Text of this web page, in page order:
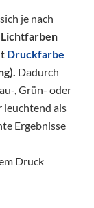
je nach
Lichtfarben
Druckfarbe
Dadurch
, Grün- oder
leuchtend als
Ergebnisse
Druck